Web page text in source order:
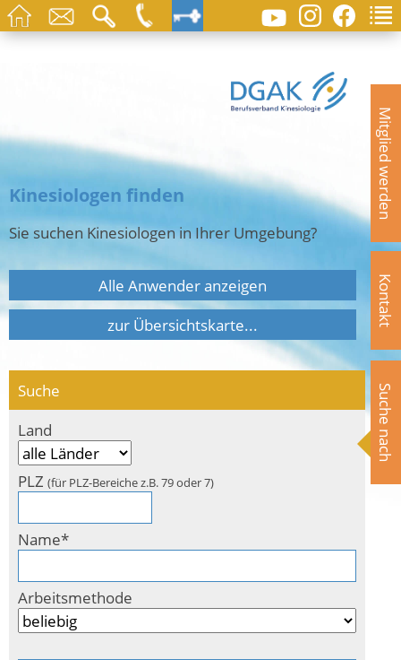
Mitglied werden
Kontakt
Suche nach
Kinesiologen finden
Sie suchen Kinesiologen in Ihrer Umgebung?
Alle Anwender anzeigen
zur Übersichtskarte...
Suche
Land
PLZ (für PLZ-Bereiche z.B. 79 oder 7)
Name*
Arbeitsmethode